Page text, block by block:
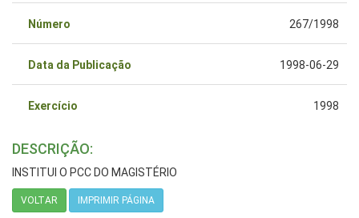
Número 267/1998
Data da Publicação 1998-06-29
Exercício 1998
DESCRIÇÃO:
INSTITUI O PCC DO MAGISTÉRIO
VOLTAR IMPRIMIR PÁGINA